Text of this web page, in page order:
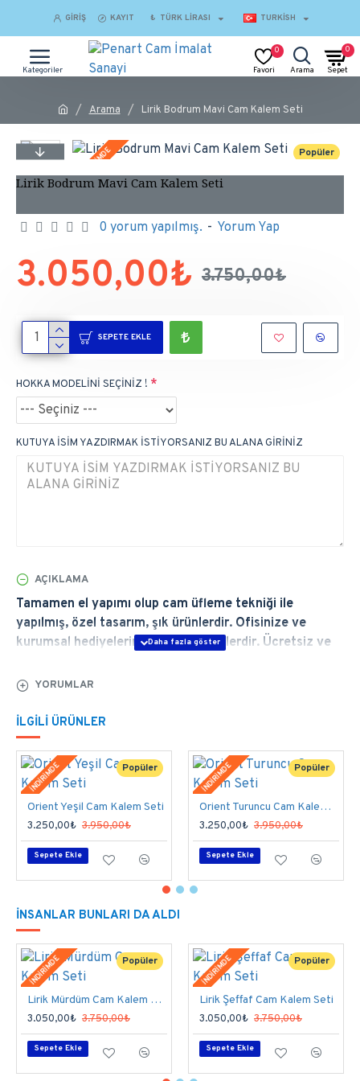
GIRIŞ KAYIT ₺ TÜRK LIRASI TURKISH
0 0
Arama Lirik Bodrum Mavi Cam Kalem Seti
Popüler
İNDİRİMDE
Lirik Bodrum Mavi Cam Kalem Seti
0 yorum yapılmış. - Yorum Yap
3.050,00₺ 3.750,00₺
HOKKA MODELİNİ SEÇİNİZ !
KUTUYA İSİM YAZDIRMAK İSTİYORSANIZ BU ALANA GİRİNİZ
SEPETE EKLE
AÇIKLAMA
Tamamen el yapımı olup cam üfleme tekniği ile
yapılmış, özel tasarım, şık ürünlerdir. Ofisinize ve
kurumsal hediyelerinize uygun ürünlerdir. Ücretsiz ve
Eder...
ÜRÜN GENEL ÖZELLİKLERİ
Baştan sona elde şekillendirdiğimiz Lirik Bodrum
Mavi Cam Kalem Seti
özel tasarım bir imza
kalemidir. Avangard serisi klasik, dokulu ve üstün
görünüme sahiptir. Ateşin, ustalığın, yaratıcılığın
kalemi.
Kalemlerimizin uçlarını özel bir teknikle
hazırlarız; kalem uçları, son derece yumuşaktır ve
Her iki el için de kullanımı çok rahattır.
Tutuş için
ideal ağırlıktadır.
Kalem boyu 14-16 cm olup, gövde çapı 6-8
mm’dir. Uçları tamamen elde şekillendiği için her
YORUMLAR
İLGILI ÜRÜNLER
Popüler
İNDİRİMDE
Orient Yeşil Cam Kalem Seti
3.250,00₺ 3.950,00₺
Sepete Ekle
Popüler
İNDİRİMDE
Orient Turuncu Cam Kalem Seti
3.250,00₺ 3.950,00₺
Sepete Ekle
İNSANLAR BUNLARI DA ALDI
Popüler
İNDİRİMDE
Lirik Mürdüm Cam Kalem Seti
3.050,00₺ 3.750,00₺
Sepete Ekle
Popüler
İNDİRİMDE
Lirik Şeffaf Cam Kalem Seti
3.050,00₺ 3.750,00₺
Sepete Ekle